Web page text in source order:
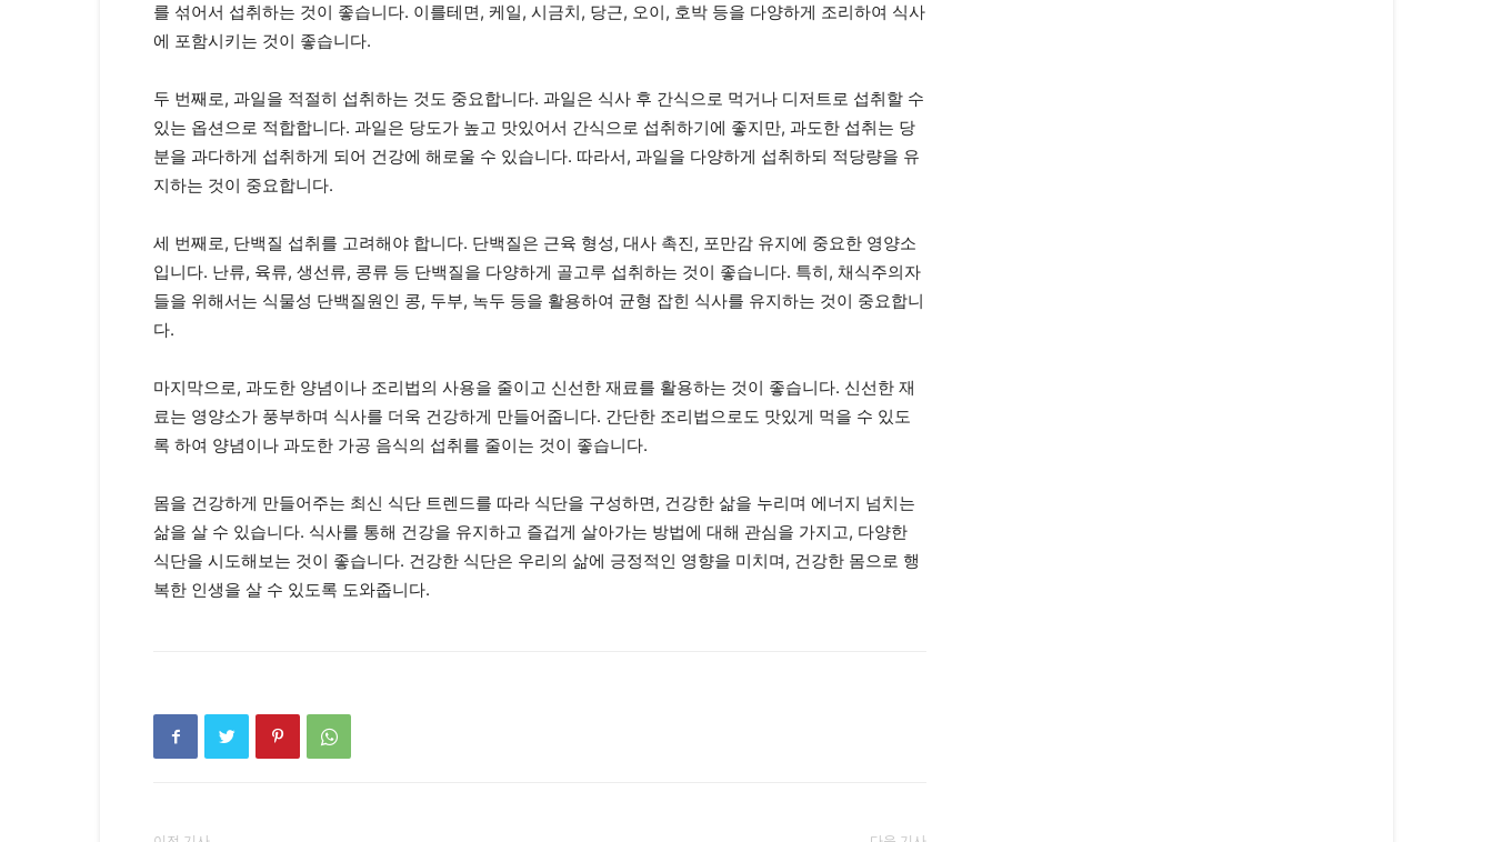
를 섞어서 섭취하는 것이 좋습니다. 이를테면, 케일, 시금치, 당근, 오이, 호박 등을 다양하게 조리하여 식사
에 포함시키는 것이 좋습니다.
두 번째로, 과일을 적절히 섭취하는 것도 중요합니다. 과일은 식사 후 간식으로 먹거나 디저트로 섭취할 수
있는 옵션으로 적합합니다. 과일은 당도가 높고 맛있어서 간식으로 섭취하기에 좋지만, 과도한 섭취는 당
분을 과다하게 섭취하게 되어 건강에 해로울 수 있습니다. 따라서, 과일을 다양하게 섭취하되 적당량을 유
지하는 것이 중요합니다.
세 번째로, 단백질 섭취를 고려해야 합니다. 단백질은 근육 형성, 대사 촉진, 포만감 유지에 중요한 영양소
입니다. 난류, 육류, 생선류, 콩류 등 단백질을 다양하게 골고루 섭취하는 것이 좋습니다. 특히, 채식주의자
들을 위해서는 식물성 단백질원인 콩, 두부, 녹두 등을 활용하여 균형 잡힌 식사를 유지하는 것이 중요합니
다.
마지막으로, 과도한 양념이나 조리법의 사용을 줄이고 신선한 재료를 활용하는 것이 좋습니다. 신선한 재
료는 영양소가 풍부하며 식사를 더욱 건강하게 만들어줍니다. 간단한 조리법으로도 맛있게 먹을 수 있도
록 하여 양념이나 과도한 가공 음식의 섭취를 줄이는 것이 좋습니다.
몸을 건강하게 만들어주는 최신 식단 트렌드를 따라 식단을 구성하면, 건강한 삶을 누리며 에너지 넘치는
삶을 살 수 있습니다. 식사를 통해 건강을 유지하고 즐겁게 살아가는 방법에 대해 관심을 가지고, 다양한
식단을 시도해보는 것이 좋습니다. 건강한 식단은 우리의 삶에 긍정적인 영향을 미치며, 건강한 몸으로 행
복한 인생을 살 수 있도록 도와줍니다.